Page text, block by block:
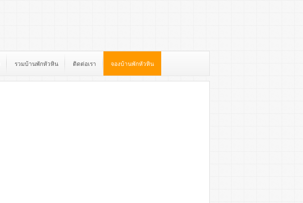
รวมบ้านพักหัวหิน ติดต่อเรา จองบ้านพักหัวหิน